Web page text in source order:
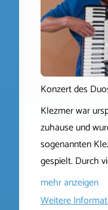
Konzert des
Klezmer war
zuhause und
sogenannten
gespielt. Durch
mehr anzeigen
Weitere